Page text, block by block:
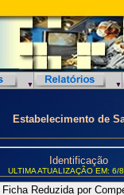
Estabelecimento de
Identificação
ULTIMA ATUALIZAÇÃO EM: